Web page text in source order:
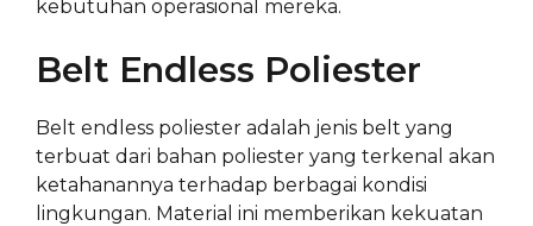
kebutuhan operasional mereka.
Belt Endless Poliester
Belt endless poliester adalah jenis belt yang
terbuat dari bahan poliester yang terkenal akan
ketahanannya terhadap berbagai kondisi
lingkungan. Material ini memberikan kekuatan